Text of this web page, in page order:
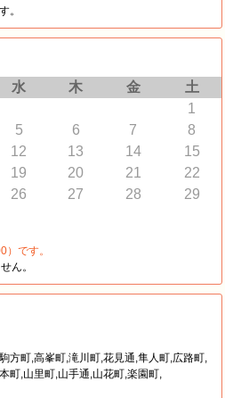
。
水 木 金
土
1
5 6 7
8
12 13 14
15
19 20 21
22
26 27 28
29
です。
ん。
方町,高峯町,滝川町,花見通,隼人町,広路町,
町,山里町,山手通,山花町,楽園町,